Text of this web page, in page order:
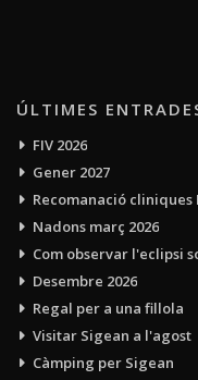
ÚLTIMES
FIV 2026
Gener 2027
Recomanació cliniques
Nadons març 2026
Com observar l'eclipsi
Desembre 2026
Regal per a una fillola
Visitar Sigean a l'agost
Càmping per Sigean